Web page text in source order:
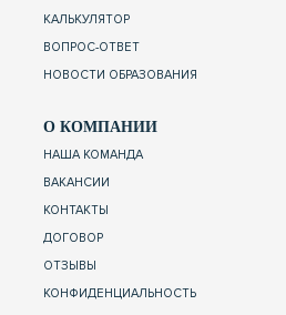
КАЛЬКУЛЯТОР
ВОПРОС-ОТВЕТ
НОВОСТИ ОБРАЗОВАНИЯ
О КОМПАНИИ
НАША КОМАНДА
ВАКАНСИИ
КОНТАКТЫ
ДОГОВОР
ОТЗЫВЫ
КОНФИДЕНЦИАЛЬНОСТЬ